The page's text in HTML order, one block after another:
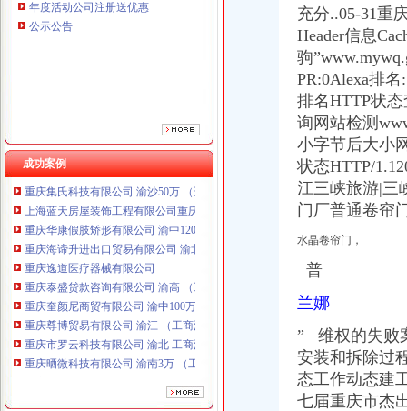
年度活动公司注册送优惠
公示公告
成功案例
重庆晒微科技有限公司 渝南3万 （工商注册）
重庆欧氏科技发展有限公司 渝九50万 （进出口权）
重庆集氏科技有限公司 渝沙50万 （进出口权）
上海蓝天房屋装饰工程有限公司重庆分公司 渝北 （工商注册）
重庆华康假肢矫形有限公司 渝中120万 （增资）
重庆海谛升进出口贸易有限公司 渝北100万 （进出口权）
重庆逸道医疗器械有限公司
重庆泰盛贷款咨询有限公司 渝高 （工商注册）
重庆奎颜尼商贸有限公司 渝中100万 （工商注册）
重庆尊博贸易有限公司 渝江 （工商注册）
重庆市罗云科技有限公司 渝北 工商注册
重庆晒微科技有限公司 渝南3万 （工商注册）
重庆欧氏科技发展有限公司 渝九50万 （进出口权）
上海蓝天房屋装饰工程有限公司重庆分公司 渝北 （工商注册）
充分..05-31重
Header信息
驹”
PR:0Alexa排
排名HTTP状
询网站检测
小字节后大小
状态HTTP/
江三峡旅游|三
门厂普通卷帘
水晶卷帘门，
普
兰娜
”
维权的失败
安装和拆除过
态工作动态建
七届重庆市杰